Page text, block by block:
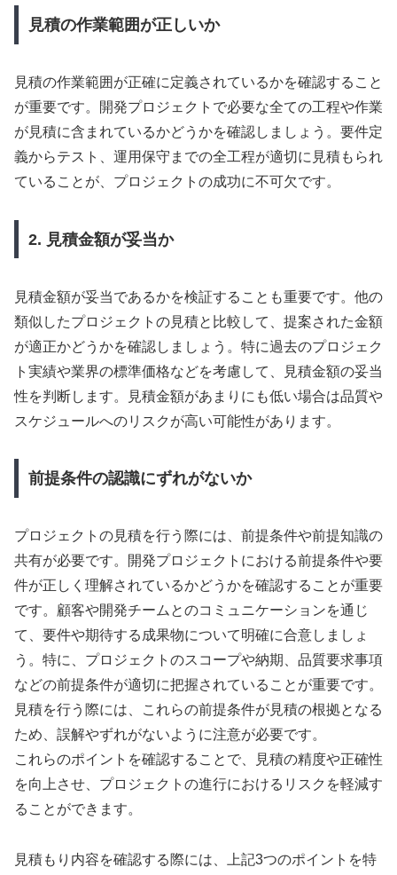
見積の作業範囲が正しいか
見積の作業範囲が正確に定義されているかを確認すること
が重要です。開発プロジェクトで必要な全ての工程や作業
が見積に含まれているかどうかを確認しましょう。要件定
義からテスト、運用保守までの全工程が適切に見積もられ
ていることが、プロジェクトの成功に不可欠です。
2. 見積金額が妥当か
見積金額が妥当であるかを検証することも重要です。他の
類似したプロジェクトの見積と比較して、提案された金額
が適正かどうかを確認しましょう。特に過去のプロジェク
ト実績や業界の標準価格などを考慮して、見積金額の妥当
性を判断します。見積金額があまりにも低い場合は品質や
スケジュールへのリスクが高い可能性があります。
前提条件の認識にずれがないか
プロジェクトの見積を行う際には、前提条件や前提知識の
共有が必要です。開発プロジェクトにおける前提条件や要
件が正しく理解されているかどうかを確認することが重要
です。顧客や開発チームとのコミュニケーションを通じ
て、要件や期待する成果物について明確に合意しましょ
う。特に、プロジェクトのスコープや納期、品質要求事項
などの前提条件が適切に把握されていることが重要です。
見積を行う際には、これらの前提条件が見積の根拠となる
ため、誤解やずれがないように注意が必要です。
これらのポイントを確認することで、見積の精度や正確性
を向上させ、プロジェクトの進行におけるリスクを軽減す
ることができます。
見積もり内容を確認する際には、上記3つのポイントを特